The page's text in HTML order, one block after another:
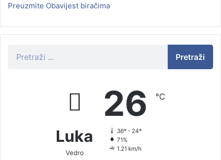
Preuzmite Obavijest biračima
Pretraži
Luka
Vedro
26 ℃
36º - 24º
71%
1.21 km/h